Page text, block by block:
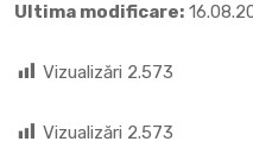
Ultima modificare:
Vizualizări 2.573
Vizualizări 2.573